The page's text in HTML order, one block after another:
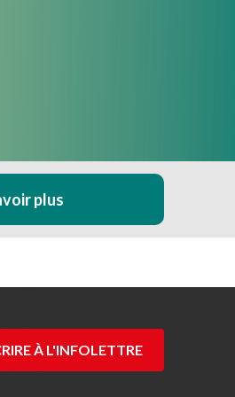
plus
À L'INFOLETTRE